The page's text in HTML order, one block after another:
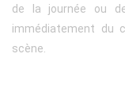
de la journée ou
immédiatement du
scène.